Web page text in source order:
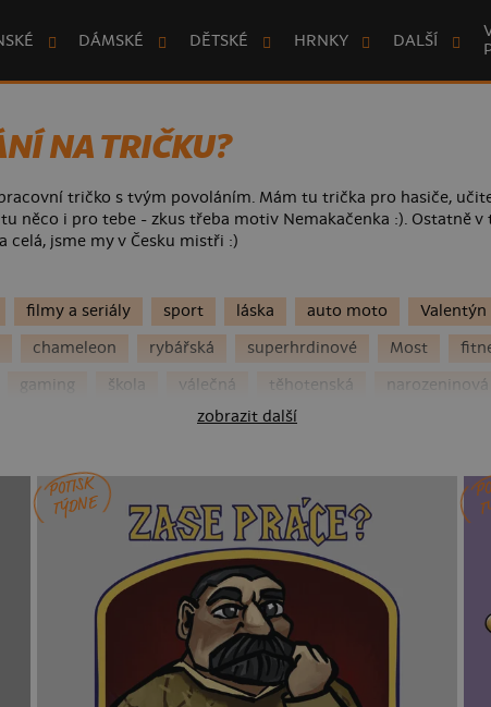
DÁMSKÉ DĚTSKÉ HRNKY DALŠÍ
NA TRIČKU?
tričko s tvým povoláním. Mám tu trička pro hasiče,
něco i pro tebe - zkus třeba motiv Nemakačenka :). Ostatně v
celá, jsme my v Česku mistři :)
filmy a seriály sport láska auto moto
Valentýn
chameleon rybářská superhrdinové Most
gaming škola válečná těhotenská
narozeninová
rozlučka se svobodou
Stranger Things Rocky Balboa
Big Lebowski Pán prstenů Vetřelec
ryby slepice sovy vlci
narozeniny 40 narozeniny 50 narozeniny 60
rebel Starej Bruna
automechanici zdravotníci
zobrazit další
POTISK
TÝDNE